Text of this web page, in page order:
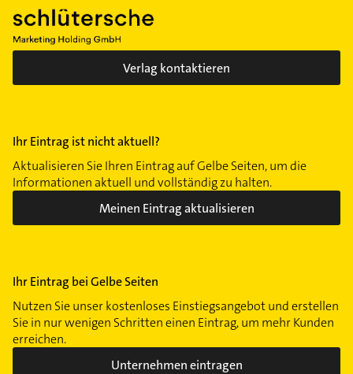
Verlag kontaktieren
Ihr Eintrag ist nicht aktuell?
Aktualisieren Sie Ihren Eintrag auf Gelbe Seiten, um die
Informationen aktuell und vollständig zu halten.
Meinen Eintrag aktualisieren
Ihr Eintrag bei Gelbe Seiten
Nutzen Sie unser kostenloses Einstiegsangebot und erstellen
Sie in nur wenigen Schritten einen Eintrag, um mehr Kunden
erreichen.
Unternehmen eintragen